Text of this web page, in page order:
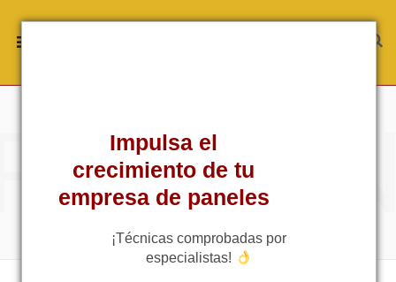
Impulsa el
crecimiento de tu
empresa de paneles
¡Técnicas comprobadas por
especialistas!
EL FUTURO DEL
AUTOCONSUMO CON
ALMACENAMIENTO